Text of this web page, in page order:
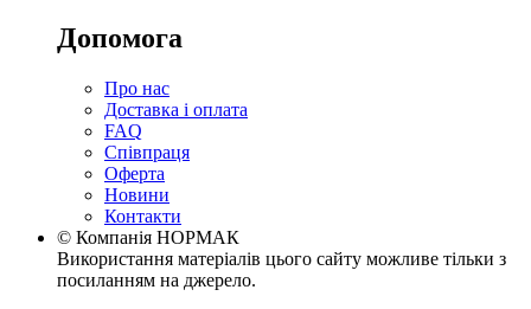
Допомога
Про нас
Доставка і оплата
FAQ
Співпраця
Оферта
Новини
Контакти
© Компанія НОРМАК
Використання матеріалів цього сайту можливе тільки з
посиланням на джерело.